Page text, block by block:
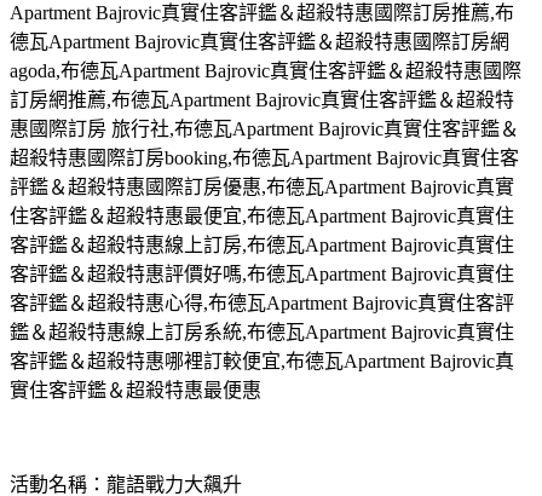
Apartment Bajrovic真實住客評鑑＆超殺特惠國際訂房推薦,布
德瓦Apartment Bajrovic真實住客評鑑＆超殺特惠國際訂房網
agoda,布德瓦Apartment Bajrovic真實住客評鑑＆超殺特惠國際
訂房網推薦,布德瓦Apartment Bajrovic真實住客評鑑＆超殺特
惠國際訂房 旅行社,布德瓦Apartment Bajrovic真實住客評鑑＆
超殺特惠國際訂房booking,布德瓦Apartment Bajrovic真實住客
評鑑＆超殺特惠國際訂房優惠,布德瓦Apartment Bajrovic真實
住客評鑑＆超殺特惠最便宜,布德瓦Apartment Bajrovic真實住
客評鑑＆超殺特惠線上訂房,布德瓦Apartment Bajrovic真實住
客評鑑＆超殺特惠評價好嗎,布德瓦Apartment Bajrovic真實住
客評鑑＆超殺特惠心得,布德瓦Apartment Bajrovic真實住客評
鑑＆超殺特惠線上訂房系統,布德瓦Apartment Bajrovic真實住
客評鑑＆超殺特惠哪裡訂較便宜,布德瓦Apartment Bajrovic真
實住客評鑑＆超殺特惠最便惠
活動名稱：龍語戰力大飆升